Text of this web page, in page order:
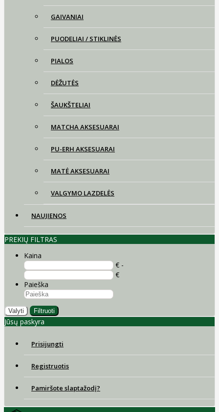
GAIVANIAI
PUODELIAI / STIKLINĖS
PIALOS
DĖŽUTĖS
ŠAUKŠTELIAI
MATCHA AKSESUARAI
PU-ERH AKSESUARAI
MATĖ AKSESUARAI
VALGYMO LAZDELĖS
NAUJIENOS
PREKIŲ FILTRAS
Kaina
€ -
€
Paieška
Valyti Filtruoti
Jūsų paskyra
Prisijungti
Registruotis
Pamiršote slaptažodį?